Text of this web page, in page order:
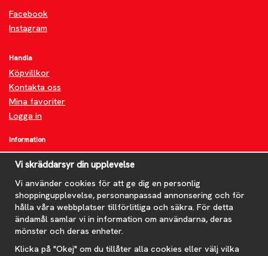
Facebook
Instagram
Handla
Köpvillkor
Kontakta oss
Mina favoriter
Logga in
Information
Om oss
FAQ
Nyheter
Nyhetsbrev
Om cookies
Prenumerera på nyhetsbrevet för våra bästa erbjudanden och
nyheter!
Vi skräddarsyr din upplevelse
Vi använder cookies för att ge dig en personlig
shoppingupplevelse, personanpassad annonsering och för
hålla våra webbplatser tillförlitliga och säkra. För detta
ändamål samlar vi in information om användarna, deras
mönster och deras enheter.
Klicka på "Okej" om du tillåter alla cookies eller välj vilka